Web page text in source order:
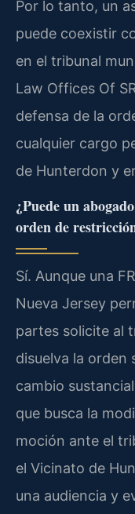
Por lo tanto, un
puede coexistir
en el tribunal
Law Offices Of
defensa de la
cualquier cargo
de Hunterdon y
¿Puede un
orden de
Sí. Aunque una
Nueva Jersey
partes solicite al
disuelva la orden
cambio
que busca la
moción ante el
el Vicinato de
una audiencia y